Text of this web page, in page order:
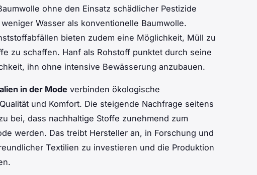
ohne den Einsatz schädlicher Pestizide
Wasser als konventionelle Baumwolle.
bieten zudem eine Möglichkeit, Müll zu
zu schaffen. Hanf als Rohstoff punktet durch seine
ihn ohne intensive Bewässerung anzubauen.
in der Mode verbinden ökologische
und Komfort. Die steigende Nachfrage seitens
bei, dass nachhaltige Stoffe zunehmend zum
werden. Das treibt Hersteller an, in Forschung und
Textilien zu investieren und die Produktion